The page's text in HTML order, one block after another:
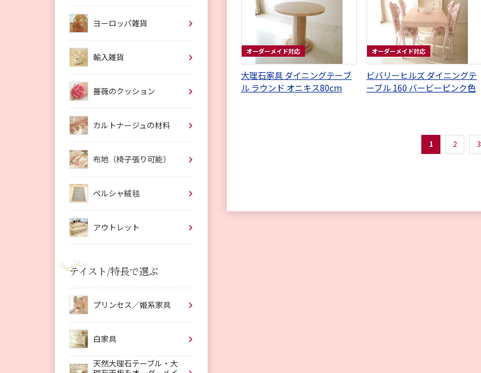
オーダーメイド対応
大理石家具 ダイニングテーブ
ル ラウンド オニキス80cm
オーダーメイド対応
ビバリーヒルズ ダイニングテ
ーブル 160 バービーピンク色
1 2 3
ヨーロッパ雑貨
輸入雑貨
薔薇のクッション
カルトナージュの材料
布地（椅子張り可能）
ペルシャ絨毯
アウトレット
テイスト/特長で選ぶ
プリンセス／姫系家具
白家具
天然大理石テーブル・大